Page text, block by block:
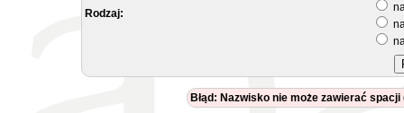
Rodzaj:
Błąd: Nazwisko nie może zawierać